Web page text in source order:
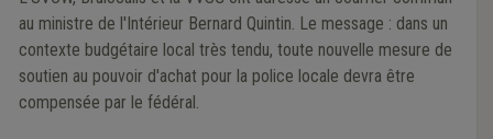
au ministre de l'Intérieur Bernard Quintin. Le message : dans un
contexte budgétaire local très tendu, toute nouvelle mesure de
soutien au pouvoir d'achat pour la police locale devra être
compensée par le fédéral.